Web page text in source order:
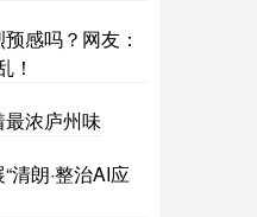
感吗？网友：
！
浓庐州味
清朗·整治AI应